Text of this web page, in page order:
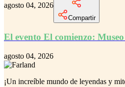
agosto 04, 2026
Compartir
El evento El comienzo:
agosto 04, 2026
¡Un increíble mundo de leyendas y